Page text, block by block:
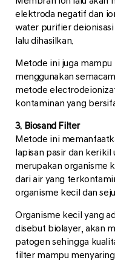
elektroda negatif dan
water purifier
lalu dihasilkan.
Metode ini juga
menggunakan
metode
kontaminan yang
3. Biosand Filter
Metode ini
lapisan pasir dan
merupakan organisme
dari air yang
organisme kecil dan
Organisme kecil yang
disebut biolayer, akan
patogen sehingga
filter mampu